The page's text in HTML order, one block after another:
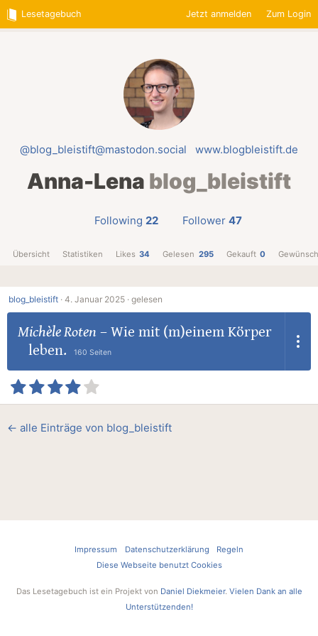
Lesetagebuch Jetzt anmelden Zum Login
@blog_bleistift@mastodon.social www.blogbleistift.de
Anna-Lena blog_bleistift
Following 22 Follower 47
Übersicht Statistiken Likes 34 Gelesen 295 Gekauft 0
blog_bleistift · 4. Januar 2025 · gelesen
Michèle Roten – Wie mit (m)einem Körper
leben.
160 Seiten
← alle Einträge von blog_bleistift
Impressum Datenschutzerklärung
Regeln
Diese Webseite benutzt Cookies
Das Lesetagebuch ist ein Projekt von Daniel Diekmeier. Vielen Dank an alle
Unterstützenden!